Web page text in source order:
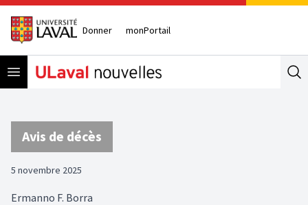
Donner monPortail
Open menu
Avis de décès
5 novembre 2025
Ermanno F. Borra